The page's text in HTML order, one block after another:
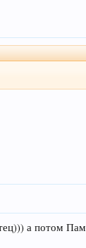
а потом